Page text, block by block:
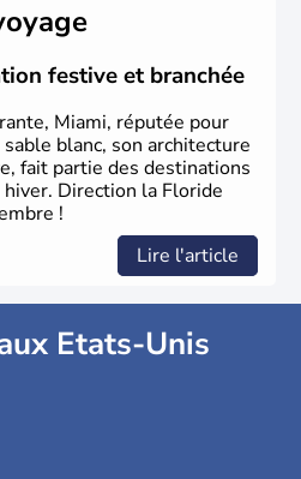
festive et branchée
Miami, réputée pour
blanc, son architecture
fait partie des destinations
Direction la Floride
!
Lire l'article
Etats-Unis